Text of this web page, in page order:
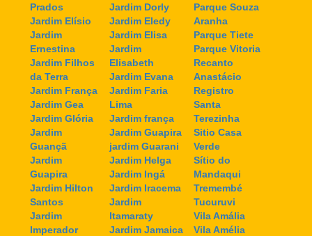
Prados
Jardim Elísio
Jardim
Ernestina
Jardim Filhos
da Terra
Jardim França
Jardim Gea
Jardim Glória
Jardim
Guançã
Jardim
Guapira
Jardim Hilton
Santos
Jardim
Imperador
Jardim Dorly
Jardim Eledy
Jardim Elisa
Jardim
Elisabeth
Jardim Evana
Jardim Faria
Lima
Jardim frança
Jardim Guapira
jardim Guarani
Jardim Helga
Jardim Ingá
Jardim Iracema
Jardim
Itamaraty
Jardim Jamaica
Parque Souza
Aranha
Parque Tiete
Parque Vitoria
Recanto
Anastácio
Registro
Santa
Terezinha
Sitio Casa
Verde
Sítio do
Mandaqui
Tremembé
Tucuruvi
Vila Amália
Vila Amélia